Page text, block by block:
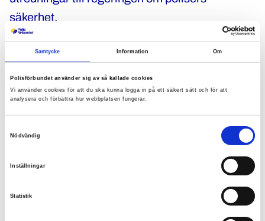
Samtycke Information Om
Polisförbundet använder sig av så kallade cookies
Vi använder cookies för att du ska kunna logga in på ett säkert sätt och för att
analysera och förbättra hur webbplatsen fungerar.
Nödvändig
Inställningar
Statistik
säkerhet.
– Vi markerar polisers speciella uppdrag på
olika sätt, det är viktigt att synliggöra brott mot
poliser både för rättssäkerheten och vår
demokrati, säger Charlotte Nichols.
Så skyddar Polisförbundet dina
personuppgifter